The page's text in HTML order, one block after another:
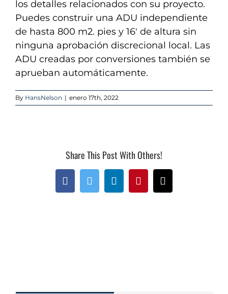
los detalles relacionados con su proyecto.
Puedes construir una ADU independiente
de hasta 800 m2. pies y 16′ de altura sin
ninguna aprobación discrecional local. Las
ADU creadas por conversiones también se
aprueban automáticamente.
By HansNelson | enero 17th, 2022
Share This Post With Others!
FacebookTwitterLinkedInPinterestEmail